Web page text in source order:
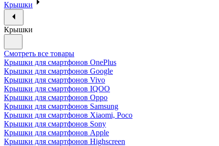
Крышки
Крышки
Смотреть все товары
Крышки для смартфонов OnePlus
Крышки для смартфонов Google
Крышки для смартфонов Vivo
Крышки для смартфонов IQOO
Крышки для смартфонов Oppo
Крышки для смартфонов Samsung
Крышки для смартфонов Xiaomi, Poco
Крышки для смартфонов Sony
Крышки для смартфонов Apple
Крышки для смартфонов Highscreen